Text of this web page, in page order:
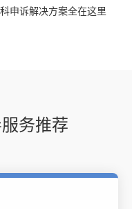
申诉解决方案全在这里
务推荐